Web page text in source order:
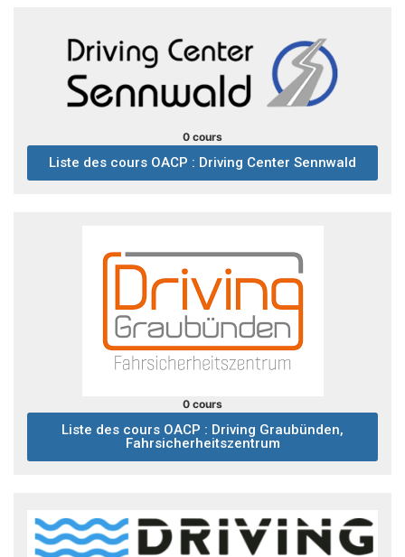
0 cours
Liste des cours OACP : Driving Center Sennwald
0 cours
Liste des cours OACP : Driving Graubünden,
Fahrsicherheitszentrum